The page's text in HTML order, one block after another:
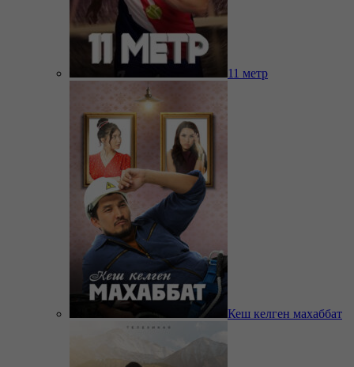
11 метр
Кеш келген махаббат